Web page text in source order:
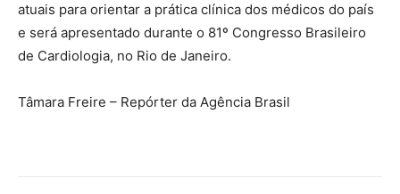
atuais para orientar a prática clínica dos médicos do país
e será apresentado durante o 81º Congresso Brasileiro
de Cardiologia, no Rio de Janeiro.
Tâmara Freire – Repórter da Agência Brasil